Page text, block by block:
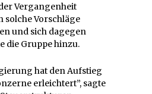
Vergangenheit
solche Vorschläge
und sich dagegen
die Gruppe hinzu.
hat den Aufstieg
erleichtert”, sagte